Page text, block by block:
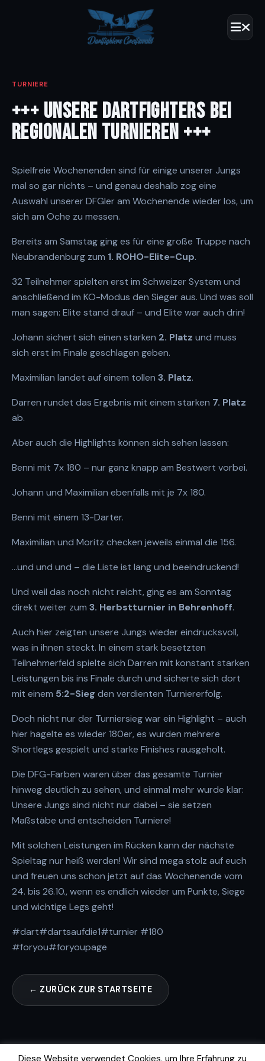
TURNIERE
+++ UNSERE DARTFIGHTERS BEI
REGIONALEN TURNIEREN +++
Spielfreie Wochenenden sind für einige unserer Jungs
mal so gar nichts – und genau deshalb zog eine
Auswahl unserer DFGler am Wochenende wieder los, um
sich am Oche zu messen.
Bereits am Samstag ging es für eine große Truppe nach
Neubrandenburg zum 1. ROHO-Elite-Cup.
32 Teilnehmer spielten erst im Schweizer System und
anschließend im KO-Modus den Sieger aus. Und was soll
man sagen: Elite stand drauf – und Elite war auch drin!
Johann sichert sich einen starken 2. Platz und muss
sich erst im Finale geschlagen geben.
Maximilian landet auf einem tollen 3. Platz.
Darren rundet das Ergebnis mit einem starken 7. Platz
ab.
Aber auch die Highlights können sich sehen lassen:
Benni mit 7x 180 – nur ganz knapp am Bestwert vorbei.
Johann und Maximilian ebenfalls mit je 7x 180.
Benni mit einem 13-Darter.
Maximilian und Moritz checken jeweils einmal die 156.
…und und und – die Liste ist lang und beeindruckend!
Und weil das noch nicht reicht, ging es am Sonntag
direkt weiter zum 3. Herbstturnier in Behrenhoff.
Auch hier zeigten unsere Jungs wieder eindrucksvoll,
was in ihnen steckt. In einem stark besetzten
Teilnehmerfeld spielte sich Darren mit konstant starken
Leistungen bis ins Finale durch und sicherte sich dort
mit einem 5:2-Sieg den verdienten Turniererfolg.
Doch nicht nur der Turniersieg war ein Highlight – auch
hier hagelte es wieder 180er, es wurden mehrere
Shortlegs gespielt und starke Finishes rausgeholt.
Die DFG-Farben waren über das gesamte Turnier
hinweg deutlich zu sehen, und einmal mehr wurde klar:
Unsere Jungs sind nicht nur dabei – sie setzen
Maßstäbe und entscheiden Turniere!
Mit solchen Leistungen im Rücken kann der nächste
Spieltag nur heiß werden! Wir sind mega stolz auf euch
und freuen uns schon jetzt auf das Wochenende vom
24. bis 26.10., wenn es endlich wieder um Punkte, Siege
und wichtige Legs geht!
#dart#dartsaufdie1#turnier #180
#foryou#foryoupage
← ZURÜCK ZUR STARTSEITE
Diese Website verwendet Cookies, um Ihre Erfahrung zu